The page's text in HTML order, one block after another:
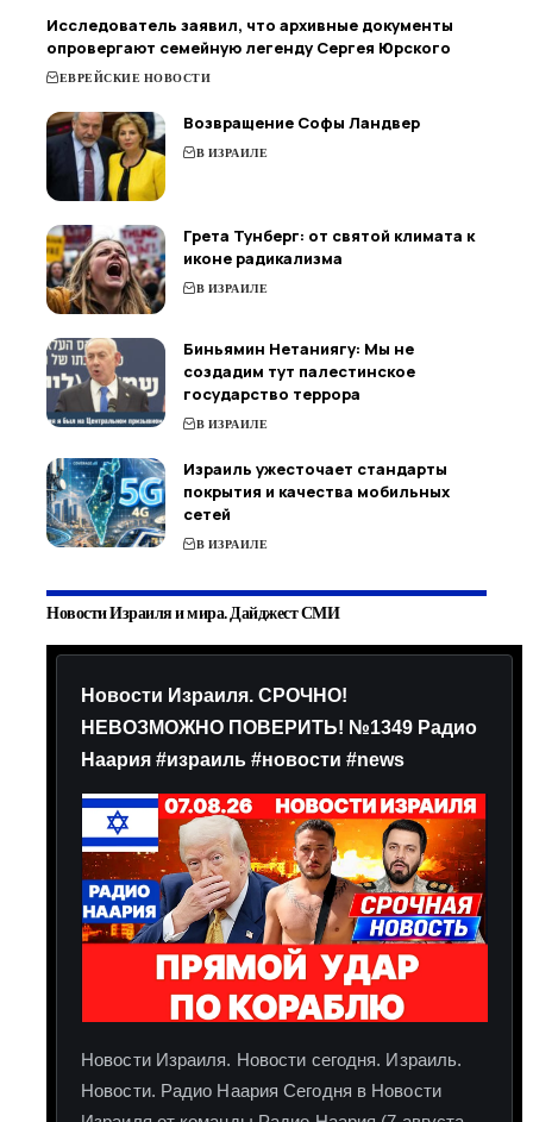
Исследователь заявил, что архивные документы
опровергают семейную легенду Сергея Юрского
ЕВРЕЙСКИЕ НОВОСТИ
Возвращение Софы Ландвер
В ИЗРАИЛЕ
Грета Тунберг: от святой климата к
иконе радикализма
В ИЗРАИЛЕ
Биньямин Нетаниягу: Мы не
создадим тут палестинское
государство террора
В ИЗРАИЛЕ
Израиль ужесточает стандарты
покрытия и качества мобильных
сетей
В ИЗРАИЛЕ
Новости Израиля и мира. Дайджест СМИ